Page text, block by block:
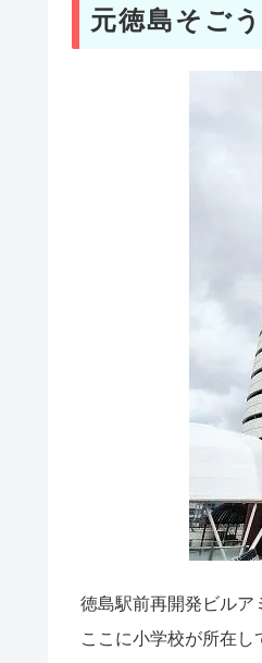
元徳島そご
徳島駅前再開発ビルア
ここに小学校が所在